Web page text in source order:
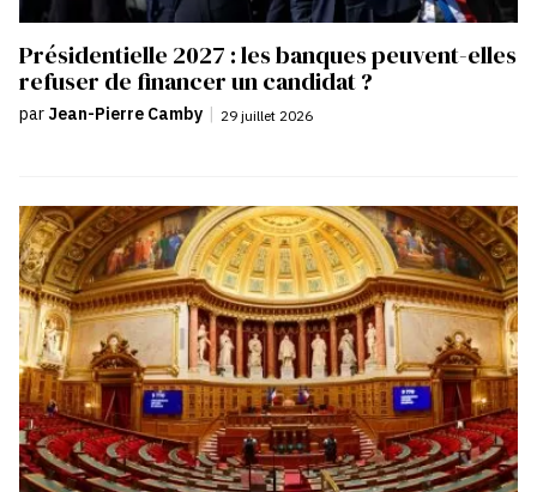
Présidentielle 2027 : les banques peuvent-elles
refuser de financer un candidat ?
par Jean-Pierre Camby 29 juillet 2026